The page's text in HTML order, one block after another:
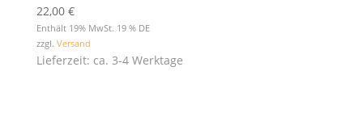
22,00 €
Enthält 19% MwSt. 19 % DE
zzgl. Versand
Lieferzeit: ca. 3-4 Werktage